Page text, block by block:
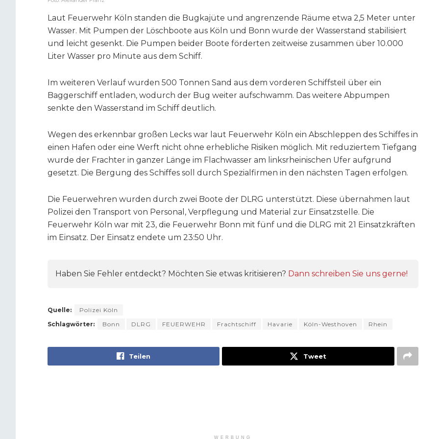
Laut Feuerwehr Köln standen die Bugkajüte und angrenzende Räume etwa 2,5 Meter unter
Wasser. Mit Pumpen der Löschboote aus Köln und Bonn wurde der Wasserstand stabilisiert
und leicht gesenkt. Die Pumpen beider Boote förderten zeitweise zusammen über 10.000
Liter Wasser pro Minute aus dem Schiff.
Im weiteren Verlauf wurden 500 Tonnen Sand aus dem vorderen Schiffsteil über ein
Baggerschiff entladen, wodurch der Bug weiter aufschwamm. Das weitere Abpumpen
senkte den Wasserstand im Schiff deutlich.
Wegen des erkennbar großen Lecks war laut Feuerwehr Köln ein Abschleppen des Schiffes in
einen Hafen oder eine Werft nicht ohne erhebliche Risiken möglich. Mit reduziertem Tiefgang
wurde der Frachter in ganzer Länge im Flachwasser am linksrheinischen Ufer aufgrund
gesetzt. Die Bergung des Schiffes soll durch Spezialfirmen in den nächsten Tagen erfolgen.
Die Feuerwehren wurden durch zwei Boote der DLRG unterstützt. Diese übernahmen laut
Polizei den Transport von Personal, Verpflegung und Material zur Einsatzstelle. Die
Feuerwehr Köln war mit 23, die Feuerwehr Bonn mit fünf und die DLRG mit 21 Einsatzkräften
im Einsatz. Der Einsatz endete um 23:50 Uhr.
Haben Sie Fehler entdeckt? Möchten Sie etwas kritisieren? Dann schreiben Sie uns gerne!
Quelle:
Polizei Köln
Schlagwörter:
Bonn DLRG FEUERWEHR Frachtschiff Havarie Köln-Westhoven Rhein
Teilen Tweet
WERBUNG